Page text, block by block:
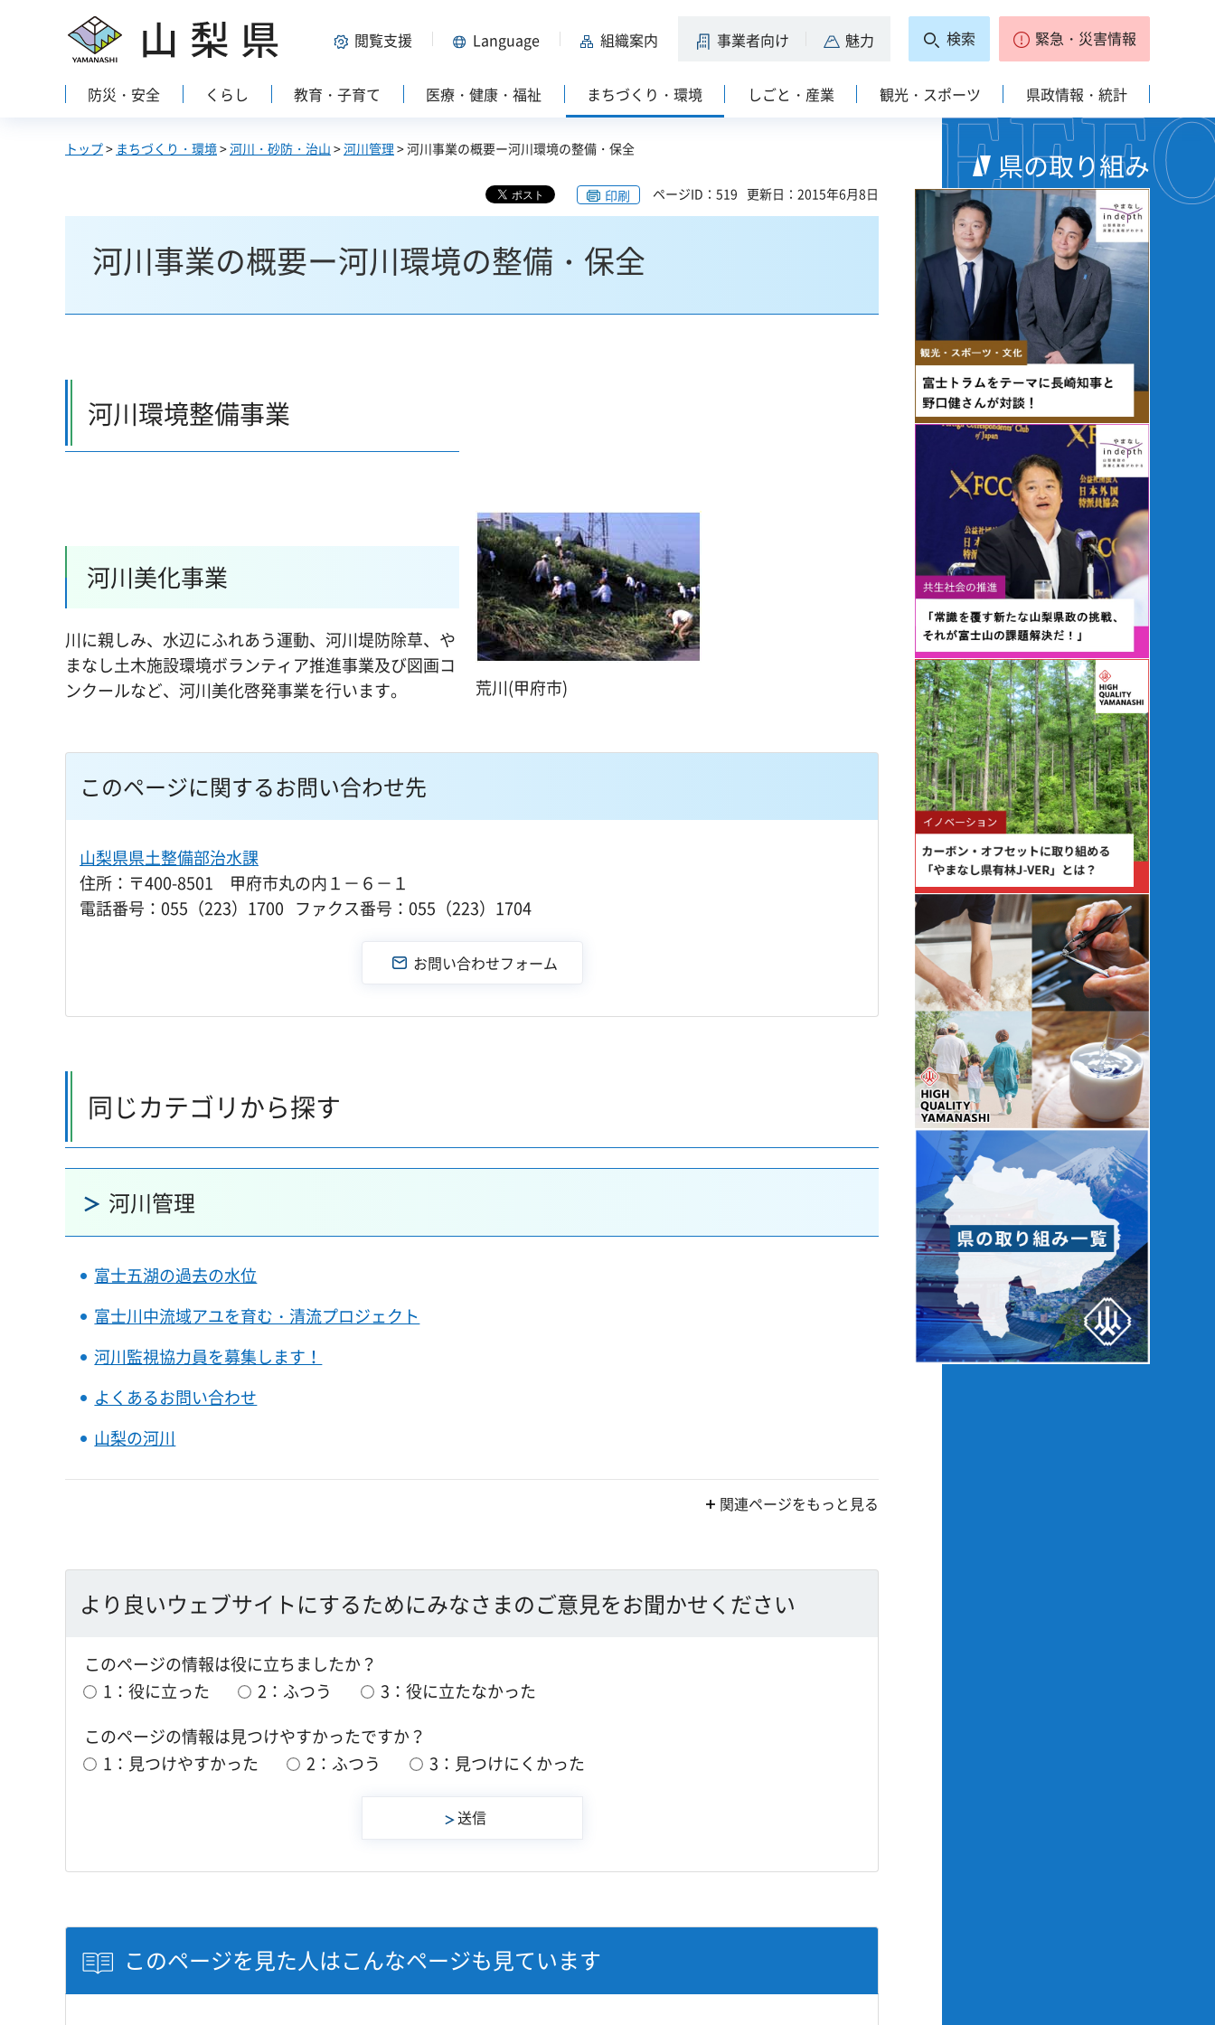
山梨県 閲覧支援 Language 組織案内 事業者向け 魅力 検索 緊急・災害情報
防災・安全 くらし 教育・子育て 医療・健康・福祉 まちづくり・環境 しごと・産業 観光・スポーツ 県政情報・統計
トップ> まちづくり・環境>河川・砂防・治山 >河川管理 > 河川事業の概要ー河川環境の整備・保全
印刷 ページID：519 更新日：2015年6月8日
河川事業の概要ー河川環境の整備・保全
河川環境整備事業
河川美化事業
川に親しみ、水辺にふれあう運動、河川堤防除草、や
まなし土木施設環境ボランティア推進事業及び図画コ
ンクールなど、河川美化啓発事業を行います。
荒川(甲府市)
このページに関するお問い合わせ先
山梨県県土整備部治水課
住所：〒400-8501 甲府市丸の内１－６－１
電話番号：055（223）1700 ファクス番号：055（223）1704
同じカテゴリから探す
河川管理
富士五湖の過去の水位
富士川中流域アユを育む・清流プロジェクト
河川監視協力員を募集します！
よくあるお問い合わせ
山梨の河川
関連ページをもっと見る
より良いウェブサイトにするためにみなさまのご意見をお聞かせください
このページの情報は役に立ちましたか？
1：役に立った
2：ふつう
3：役に立たなかった
このページの情報は見つけやすかったですか？
1：見つけやすかった
2：ふつう 3：見つけにくかった
このページを見た人はこんなページも見ています
県の取り組み